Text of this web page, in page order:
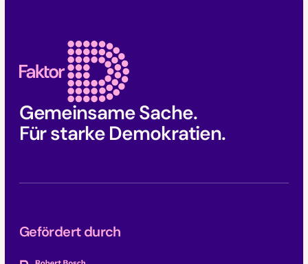
Gemeinsame Sache.
Für starke Demokratien.
Gefördert durch